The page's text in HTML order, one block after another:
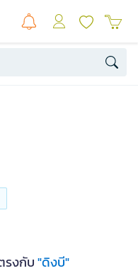
รงกับ"ดิงบี"